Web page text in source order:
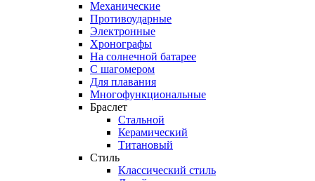
Механические
Противоударные
Электронные
Хронографы
На солнечной батарее
С шагомером
Для плавания
Многофункциональные
Браслет
Стальной
Керамический
Титановый
Стиль
Классический стиль